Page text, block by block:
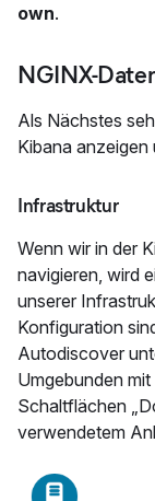
own.
NGINX-
Als Nächstes
Kibana anzeigen
Infrastruktur
Wenn wir in der
navigieren, wird
unserer
Konfiguration
Autodiscover
Umgebunden
Schaltflächen
verwendetem